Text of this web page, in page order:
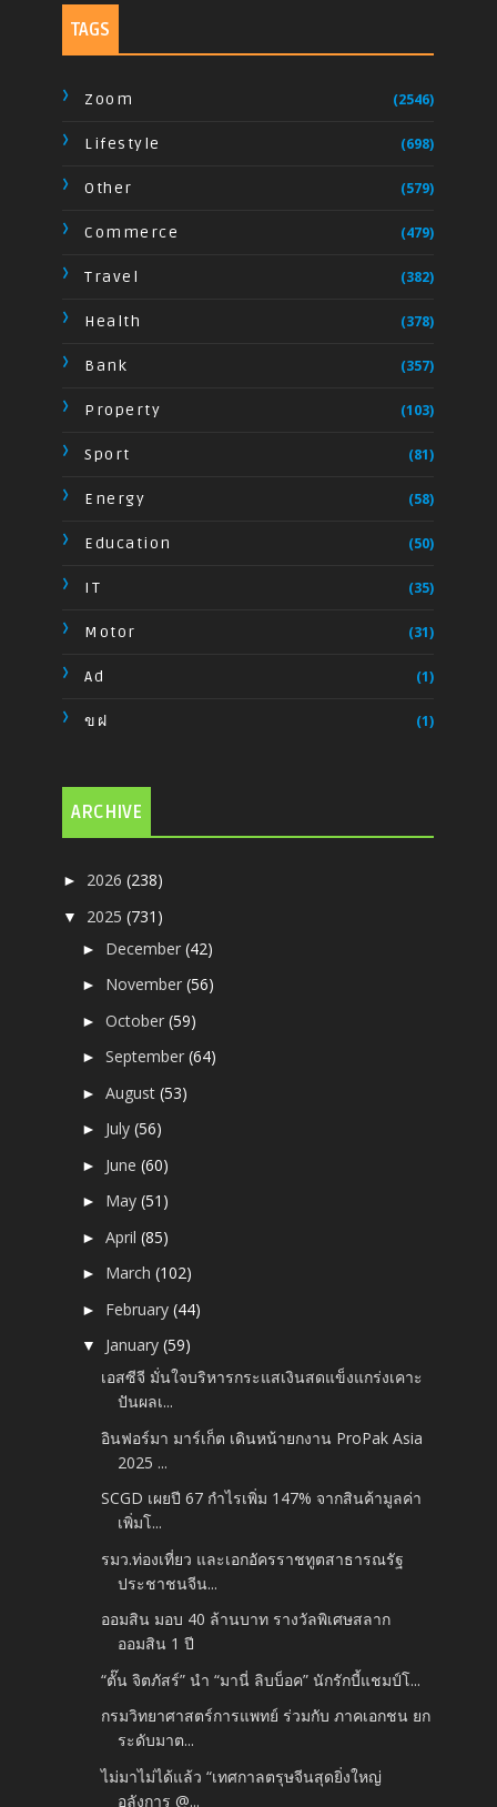
TAGS
Zoom (2546)
Lifestyle (698)
Other (579)
Commerce (479)
Travel (382)
Health (378)
Bank (357)
Property (103)
Sport (81)
Energy (58)
Education (50)
IT (35)
Motor (31)
Ad (1)
ขฝ (1)
ARCHIVE
► 2026(238)
▼ 2025(731)
► December(42)
► November(56)
►October(59)
►September(64)
►August(53)
► July(56)
► June(60)
► May(51)
►April(85)
► March(102)
► February(44)
▼ January(59)
เอสซีจี มั่นใจบริหารกระแสเงินสดแข็งแกร่งเคาะ
ปันผลเ...
อินฟอร์มา มาร์เก็ต เดินหน้ายกงาน ProPak Asia
2025 ...
SCGD เผยปี 67 กำไรเพิ่ม 147% จากสินค้ามูลค่า
เพิ่มโ...
รมว.ท่องเที่ยว และเอกอัครราชทูตสาธารณรัฐ
ประชาชนจีน...
ออมสิน มอบ 40 ล้านบาท รางวัลพิเศษสลาก
ออมสิน 1 ปี
“ตั๊น จิตภัสร์” นำ “มานี่ ลิบบ็อค” นักรักบี้แชมป์โ...
กรมวิทยาศาสตร์การแพทย์ ร่วมกับ ภาคเอกชน ยก
ระดับมาต...
ไม่มาไม่ได้แล้ว “เทศกาลตรุษจีนสุดยิ่งใหญ่
อลังการ @...